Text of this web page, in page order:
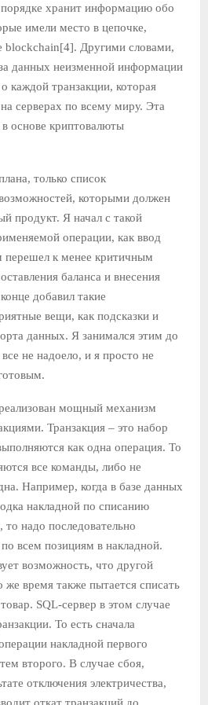
хранит информацию обо
имели место в цепочке,
blockchain[4]. Другими словами,
данных неизменной информации
каждой транзакции, которая
серверах по всему миру. Эта
основе криптовалюты
только список
которыми должен
продукт. Я начал с такой
операции, как ввод
перешел к менее критичным
баланса и внесения
добавил такие
вещи, как подсказки и
данных. Я занимался этим до
не надоело, и я просто не
мощный механизм
Транзакция – это набор
как одна операция. То
все команды, либо не
Например, когда в базе данных
накладной по списанию
то надо последовательно
всем позициям в накладной.
возможность, что другой
же время также пытается списать
SQL-сервер в этом случае
То есть сначала
накладной первого
второго. В случае сбоя,
отключения электричества,
откат транзакций до